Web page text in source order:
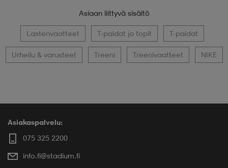
Asiaan liittyvä sisältö
Lastenvaatteet T-paidat ja topit T-paidat
Urheilu & varusteet Treeni Treenivaatteet NIKE
Asiakaspalvelu:
075 325 2200
info.fi@stadium.fi